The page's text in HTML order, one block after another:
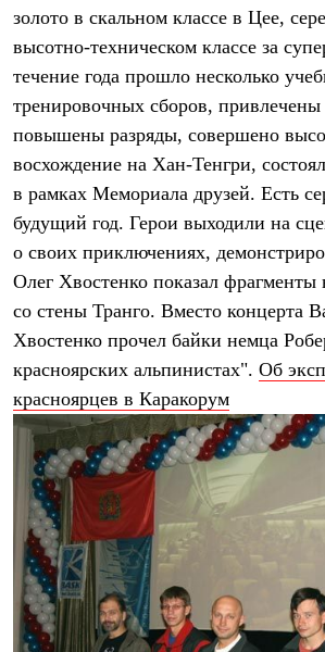
Софтшелл одежда
Куртки
Брюки
Флисовая одежда
Куртки
Брюки
Термобелье
Теплое термобелье
Среднее термобелье
Легкое термобелье
Лёгкая одежда
Футболки
Толстовки
Брюки
Женская одежда
Утепленная пухом
Куртки
Брюки
Жилеты
Утепленная синтетикой
Куртки
Брюки
Штормовая одежда
Куртки
Софтшелл одежда
Куртки
Брюки
Лёгкая одежда
золото в скальном классе в Цее,
высотно-техническом классе за
течение года прошло несколько
тренировочных сборов,
повышены разряды, совершено
восхождение на Хан-Тенгри,
в рамках Мемориала друзей. Есть
будущий год. Герои выходили на
о своих приключениях,
Олег Хвостенко показал фрагменты
со стены Транго. Вместо концерта
Хвостенко прочел байки немца
красноярских альпинистах". Об
красноярцев в Каракорум